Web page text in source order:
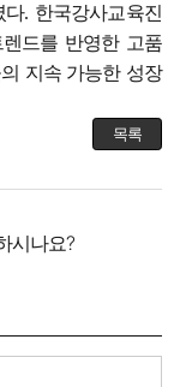
다. 한국강사교육진
드를 반영한 고품
지속 가능한 성장
목록
시나요?